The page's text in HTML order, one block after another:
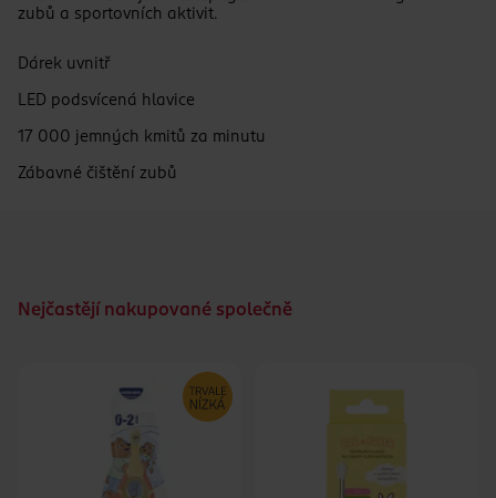
zubů a sportovních aktivit.
Dárek uvnitř
LED podsvícená hlavice
17 000 jemných kmitů za minutu
Zábavné čištění zubů
Nejčastějí nakupované společně